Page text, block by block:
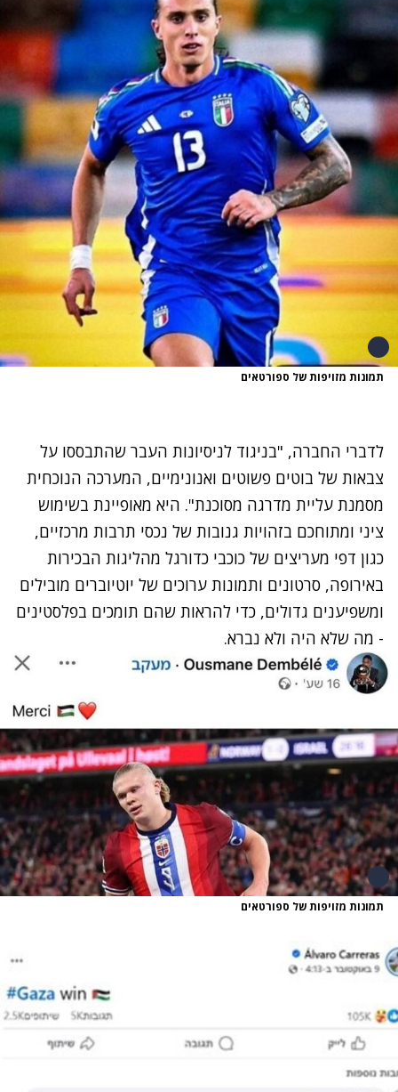
תמונות מזויפות של ספורטאים
לדברי החברה, "בניגוד לניסיונות העבר שהתבססו על
צבאות של בוטים פשוטים ואנונימיים, המערכה הנוכחית
מסמנת עליית מדרגה מסוכנת". היא מאופיינת בשימוש
ציני ומתוחכם בזהויות גנובות של נכסי תרבות מרכזיים,
כגון דפי מעריצים של כוכבי כדורגל מהליגות הבכירות
באירופה, סרטונים ותמונות ערוכים של יוטיוברים מובילים
ומשפיענים גדולים, כדי להראות שהם תומכים בפלסטינים
- מה שלא היה ולא נברא.
תמונות מזויפות של ספורטאים